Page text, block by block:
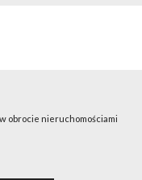
obrocie nieruchomościami